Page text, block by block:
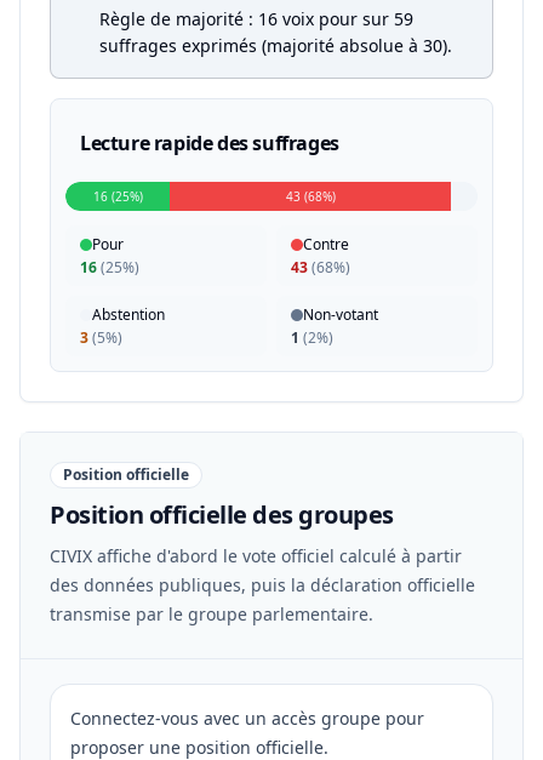
Règle de majorité : 16 voix pour sur 59
suffrages exprimés (majorité absolue à 30).
Lecture rapide des suffrages
16 (25%) 43 (68%)
Pour
16(25%)
Contre
43(68%)
Abstention
3(5%)
Non-votant
1 (2%)
Position officielle
Position officielle des groupes
CIVIX affiche d'abord le vote officiel calculé à partir
des données publiques, puis la déclaration officielle
transmise par le groupe parlementaire.
Connectez-vous avec un accès groupe pour
proposer une position officielle.